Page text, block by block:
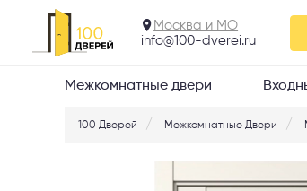
Москва и МО
info@100-dverei.ru
Межкомнатные двери
100 Дверей Межкомнатные Двери